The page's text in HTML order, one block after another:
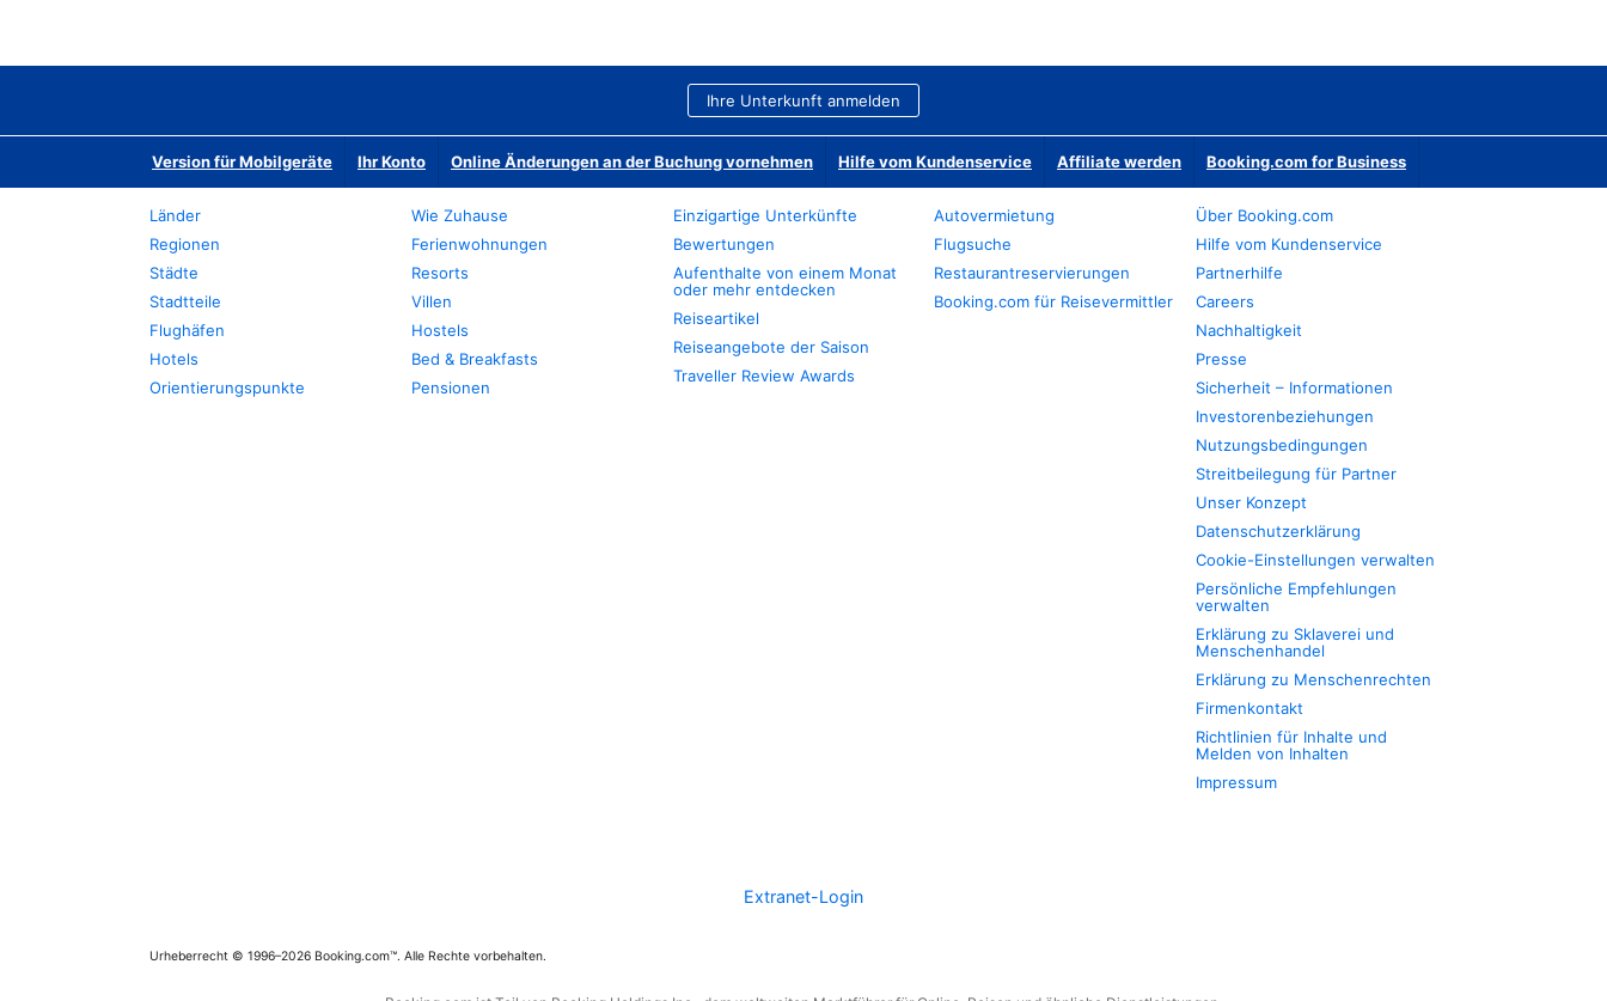
Ihre Unterkunft anmelden
Version für Mobilgeräte Ihr Konto Online Änderungen an der Buchung vornehmen Hilfe vom Kundenservice Affiliate werden Booking.com for Business
Länder
Regionen
Städte
Stadtteile
Flughäfen
Hotels
Orientierungspunkte
Wie Zuhause
Ferienwohnungen
Resorts
Villen
Hostels
Bed & Breakfasts
Pensionen
Einzigartige Unterkünfte
Bewertungen
Aufenthalte von einem Monat
oder mehr entdecken
Reiseartikel
Reiseangebote der Saison
Traveller Review Awards
Autovermietung
Flugsuche
Restaurantreservierungen
Booking.com für Reisevermittler
Über Booking.com
Hilfe vom Kundenservice
Partnerhilfe
Careers
Nachhaltigkeit
Presse
Sicherheit – Informationen
Investorenbeziehungen
Nutzungsbedingungen
Streitbeilegung für Partner
Unser Konzept
Datenschutzerklärung
Cookie-Einstellungen verwalten
Persönliche Empfehlungen
verwalten
Erklärung zu Sklaverei und
Menschenhandel
Erklärung zu Menschenrechten
Firmenkontakt
Richtlinien für Inhalte und
Melden von Inhalten
Impressum
Extranet-Login
Urheberrecht © 1996–2026 Booking.com™. Alle Rechte vorbehalten.